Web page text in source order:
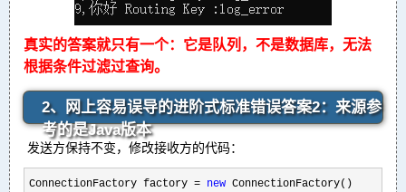
真实的答案就只有一个：它是队列，不是数据库，无法
根据条件过滤过查询。
2、网上容易误导的进阶式标准错误答案2：来源参
考的是Java版本
发送方保持不变，修改接收方的代码：
ConnectionFactory factory = new ConnectionFactory()